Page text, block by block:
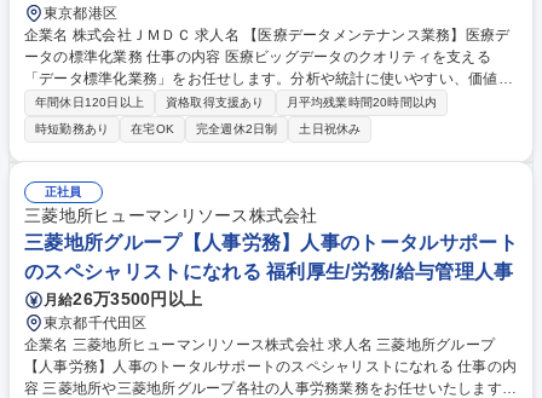
東京都港区
企業名 株式会社ＪＭＤＣ 求人名 【医療データメンテナンス業務】医療デ
ータの標準化業務 仕事の内容 医療ビッグデータのクオリティを支える
「データ標準化業務」をお任せします。分析や統計に使いやすい、価値の
高いデータを作り上げるやりがいの大きなポジションです。 業務に慣れた
後は、自部門で使用するシステムのユーザーとして、開発の要件定義や改
善活動、診断書標準化業務におけるマスタメンテナンス業務など標準化以
外の業務もご担当いただきます。 当該業務が未経験の方でも一通りの業務
を習得いただけるように、 入社後は研修カリキュラムに沿ってOJTを実施
していますのでご安心ください。 募集職種 【医療データメンテナンス業
務】医療データの標準化業務
年間休日120日以上 資格取得支援あり
月平均残業時間20時間以内
時短勤務あり
在宅OK 完全週休2日制 土日祝休み
正社員
三菱地所ヒューマンリソース株式会社
三菱地所グループ【人事労務】人事のトータルサポート
のスペシャリストになれる 福利厚生/労務/給与管理人事
月給26万3500円以上
東京都千代田区
企業名 三菱地所ヒューマンリソース株式会社 求人名 三菱地所グループ
【人事労務】人事のトータルサポートのスペシャリストになれる 仕事の内
容 三菱地所や三菱地所グループ各社の人事労務業務をお任せいたします。